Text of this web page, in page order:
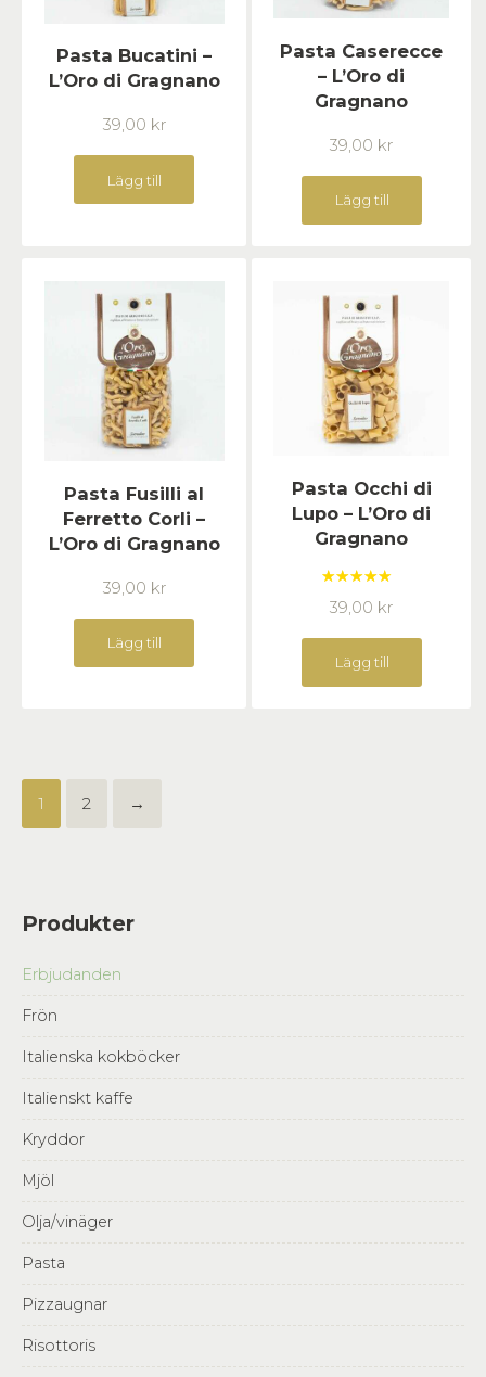
Produkter
Erbjudanden
Frön
Italienska kokböcker
Italienskt kaffe
Kryddor
Mjöl
Olja/vinäger
Pasta
Pizzaugnar
Risottoris
Pasta Bucatini –
L’Oro di Gragnano
39,00 kr
Lägg till
Pasta Caserecce
– L’Oro di
Gragnano
39,00 kr
Lägg till
Pasta Fusilli al
Ferretto Corli –
L’Oro di Gragnano
39,00 kr
Lägg till
Pasta Occhi di
Lupo – L’Oro di
Gragnano
Betygsatt
5.00av 5
39,00 kr
Lägg till
1 2 →